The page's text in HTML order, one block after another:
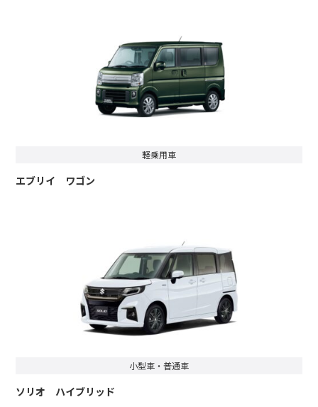
軽乗用車
エブリイ ワゴン
小型車・普通車
ソリオ ハイブリッド